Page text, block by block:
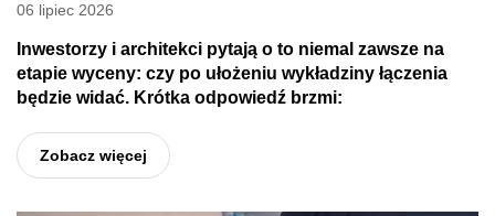
06 lipiec 2026
Inwestorzy i architekci pytają o to niemal zawsze na
etapie wyceny: czy po ułożeniu wykładziny łączenia
będzie widać. Krótka odpowiedź brzmi:
Zobacz więcej